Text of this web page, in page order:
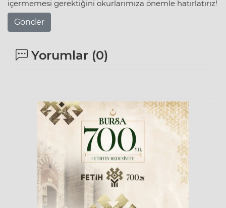
içermemesi gerektiğini okurlarımıza önemle hatırlatırız!
Gönder
Yorumlar (0)